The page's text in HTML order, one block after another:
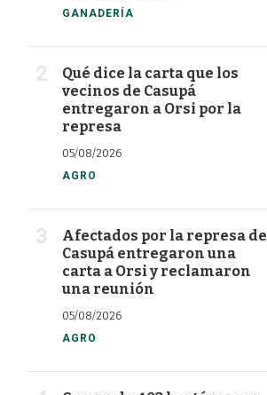
GANADERÍA
Qué dice la carta que los
vecinos de Casupá
entregaron a Orsi por la
represa
05/08/2026
AGRO
Afectados por la represa de
Casupá entregaron una
carta a Orsi y reclamaron
una reunión
05/08/2026
AGRO